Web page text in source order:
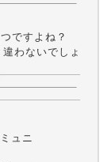
ですよね？
わないでしょ
ュニ